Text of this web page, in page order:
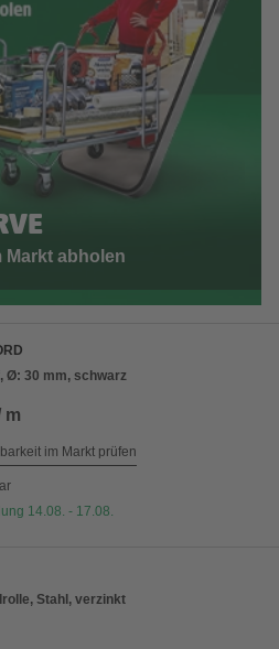
Markt abholen
Ø: 30 mm, schwarz
m
im Markt prüfen
14.08. - 17.08.
Stahl, verzinkt